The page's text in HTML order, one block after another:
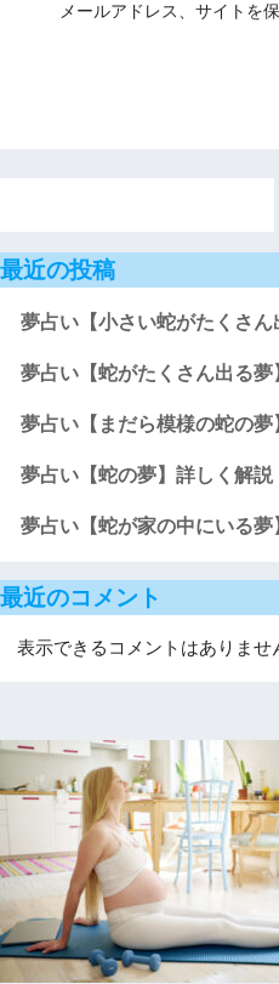
メールアドレス、サイトを保
最近の投稿
夢占い【小さい蛇がたくさん
夢占い【蛇がたくさん出る夢
夢占い【まだら模様の蛇の夢
夢占い【蛇の夢】詳しく解説
夢占い【蛇が家の中にいる夢
最近のコメント
表示できるコメントはありませ